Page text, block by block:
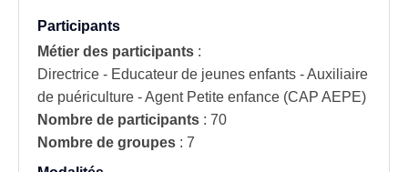
Participants
Métier des participants :
Directrice - Educateur de jeunes enfants - Auxiliaire
de puériculture - Agent Petite enfance (CAP AEPE)
Nombre de participants : 70
Nombre de groupes : 7